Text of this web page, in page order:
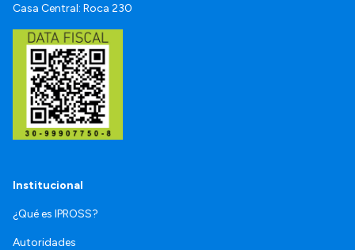
Casa Central: Roca 230
Institucional
¿Qué es IPROSS?
Autoridades